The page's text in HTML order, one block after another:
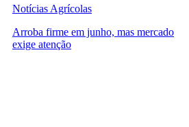
Notícias Agrícolas
Arroba firme em junho, mas mercado
exige atenção